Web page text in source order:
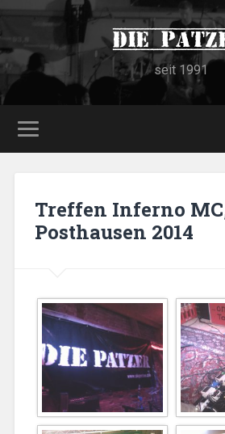
Die
seit 1991
Treffen Inferno
Posthausen 2014